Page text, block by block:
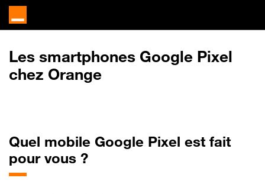
Les smartphones Google Pixel
chez Orange
Quel mobile Google Pixel est fait
pour vous ?​